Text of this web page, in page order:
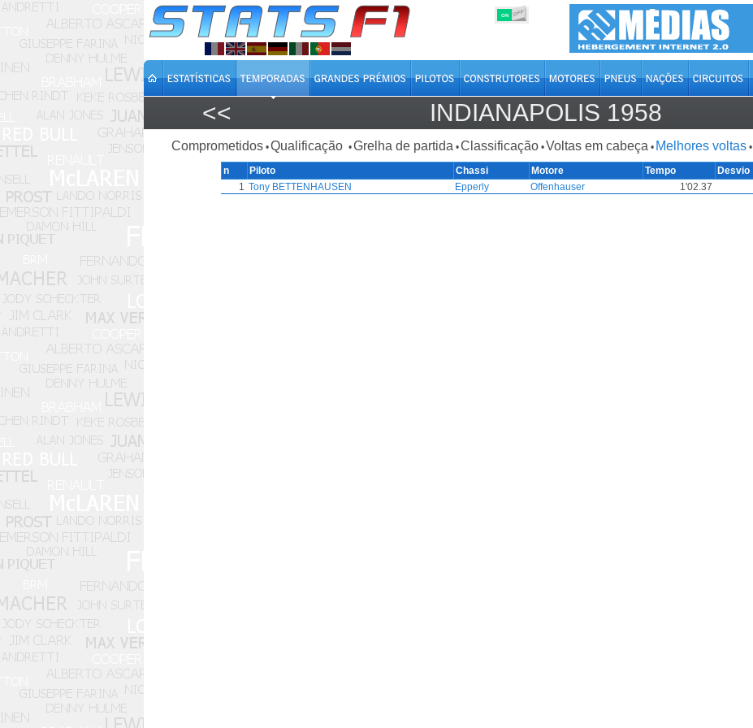
ON OFF
<< INDIANAPOLIS 1958
Comprometidos •Qualificação •Grelha de partida •Classificação •Voltas em cabeça • Melhores voltas •
n Piloto Chassi Motore Tempo Desvio
1 Tony BETTENHAUSEN Epperly Offenhauser 1'02.37